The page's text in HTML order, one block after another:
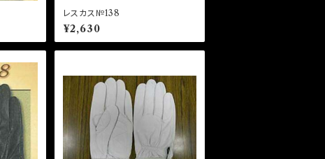
レスカス№138
¥2,630